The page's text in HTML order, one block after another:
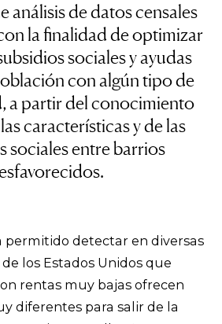
análisis de datos censales
la finalidad de optimizar
sociales y ayudas
con algún tipo de
a partir del conocimiento
características y de las
sociales entre barrios
permitido detectar en diversas
los Estados Unidos que
rentas muy bajas ofrecen
diferentes para salir de la